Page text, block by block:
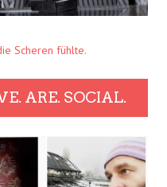
Scheren fühlte.
ARE. SOCIAL.